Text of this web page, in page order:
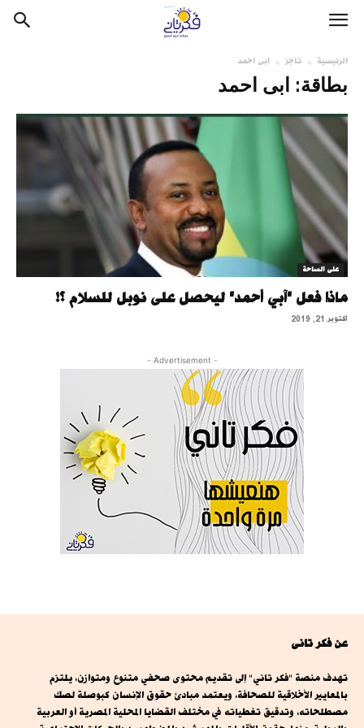
الرئيسية تاجز ابى احمد
بطاقة: ابى احمد
على الساحة
ماذا فعل "آبي أحمد" ليحصل على نوبل للسلام ؟!
أكتوبر 21, 2019
- Advertisement -
عن فكر تانى
تهدف منصة "فكر تاني" إلى تقديم محتوى صحفي متنوع ومتوازن، يلتزم
بالمعايير الأخلاقية للصحافة، ويعتمد مبادئ حقوق الإنسان كبوصلة لصك
مصطلحاته، وتدقيق تغطياته في مختلف القضايا المحلية المصرية أو العربية